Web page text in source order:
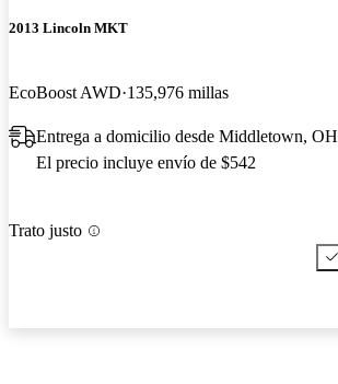
2013 Lincoln MKT
EcoBoost AWD 135,976 millas
Entrega a domicilio desde Middletown, OH
El precio incluye envío de $542
Trato justo